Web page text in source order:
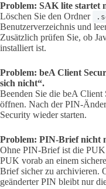
Problem: SAK lite startet
Löschen Sie den Ordner
Benutzerverzeichnis und
Zusätzlich prüfen Sie, ob
installiert ist.
Problem: beA Client
sich nicht“.
Beenden Sie die beA
öffnen. Nach der PIN-
Security wieder starten.
Problem: PIN-Brief nicht
Ohne PIN-Brief ist die
PUK vorab an einem
Brief sicher zu archivieren.
geänderter PIN bleibt nur